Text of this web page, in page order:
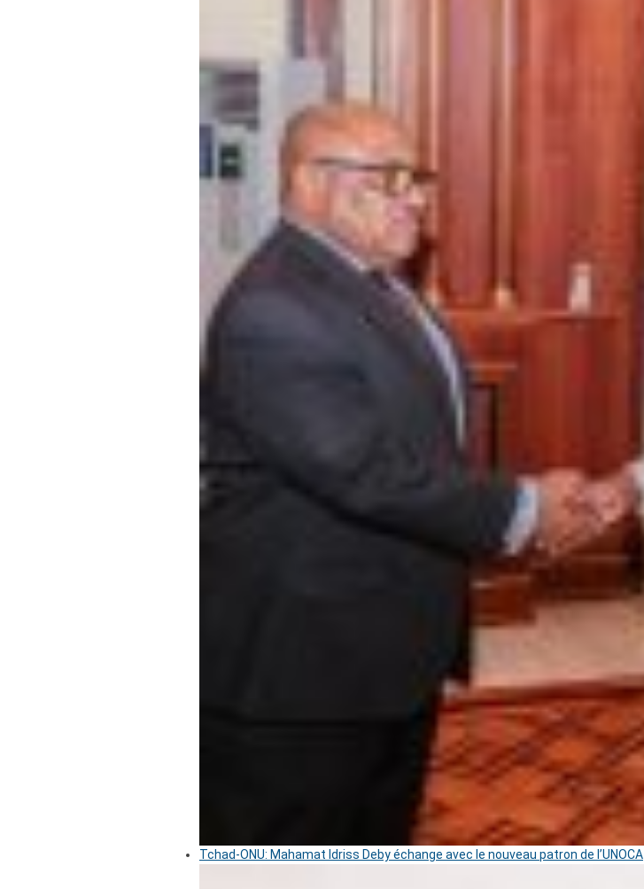
Tchad-ONU: Mahamat Idriss Deby échange avec le nouveau patron de l’UNOCA